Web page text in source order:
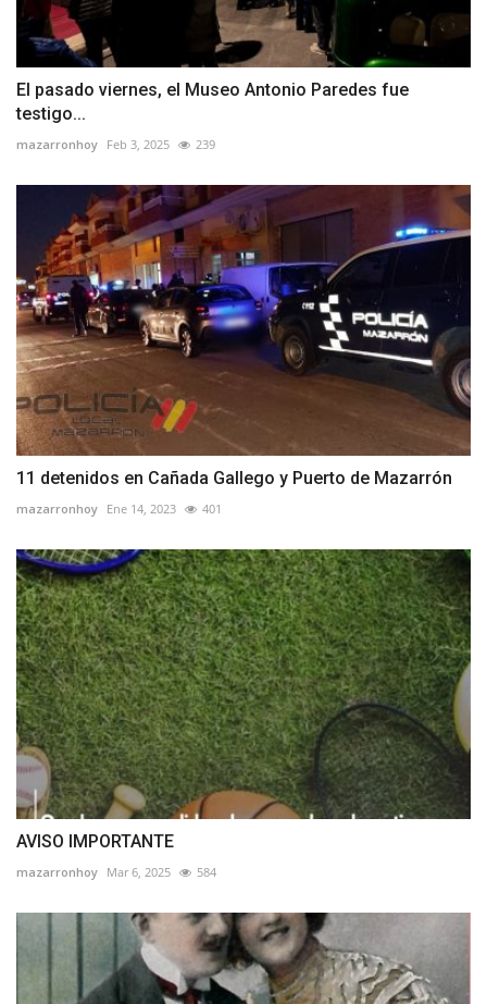
El pasado viernes, el Museo Antonio Paredes fue
testigo...
mazarronhoy Feb 3, 2025 239
11 detenidos en Cañada Gallego y Puerto de Mazarrón
mazarronhoy Ene 14, 2023 401
AVISO IMPORTANTE
mazarronhoy Mar 6, 2025 584